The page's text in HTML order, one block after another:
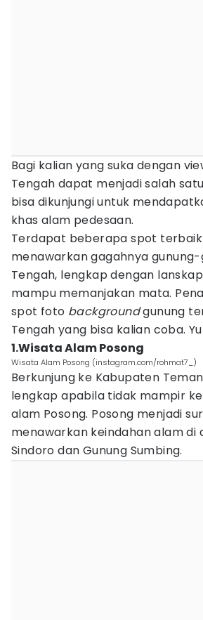
Bagi kalian yang suka dengan
Tengah dapat menjadi salah
bisa dikunjungi untuk
khas alam pedesaan.
Terdapat beberapa spot
menawarkan gagahnya
Tengah, lengkap dengan
mampu memanjakan mata.
spot foto backgroundgunung
Tengah yang bisa kalian coba.
1.Wisata Alam Posong
Wisata Alam Posong (instagram.com/rohmat7_)
Berkunjung ke Kabupaten
lengkap apabila tidak mampir
alam Posong. Posong menjadi
menawarkan keindahan alam di
Sindoro dan Gunung Sumbing.